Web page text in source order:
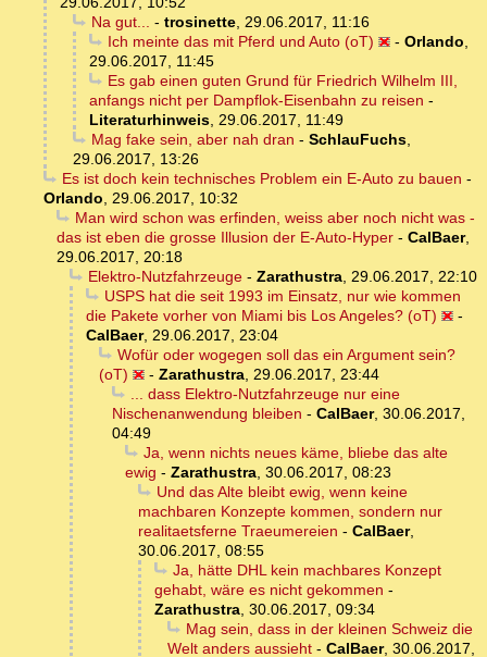
Na gut... - trosinette, 29.06.2017, 11:16
Ich meinte das mit Pferd und Auto (oT)
- Orlando,
29.06.2017, 11:45
Es gab einen guten Grund für Friedrich Wilhelm III,
anfangs nicht per Dampflok-Eisenbahn zu reisen -
Literaturhinweis, 29.06.2017, 11:49
Mag fake sein, aber nah dran - SchlauFuchs,
29.06.2017, 13:26
Es ist doch kein technisches Problem ein E-Auto zu bauen -
Orlando, 29.06.2017, 10:32
Man wird schon was erfinden, weiss aber noch nicht was -
das ist eben die grosse Illusion der E-Auto-Hyper - CalBaer,
29.06.2017, 20:18
Elektro-Nutzfahrzeuge- Zarathustra, 29.06.2017, 22:10
USPS hat die seit 1993 im Einsatz, nur wie kommen
die Pakete vorher von Miami bis Los Angeles? (oT)
-
CalBaer, 29.06.2017, 23:04
Wofür oder wogegen soll das ein Argument sein?
(oT)
- Zarathustra, 29.06.2017, 23:44
... dass Elektro-Nutzfahrzeuge nur eine
Nischenanwendung bleiben - CalBaer, 30.06.2017,
04:49
Ja, wenn nichts neues käme, bliebe das alte
ewig - Zarathustra, 30.06.2017, 08:23
Und das Alte bleibt ewig, wenn keine
machbaren Konzepte kommen, sondern nur
realitaetsferne Traeumereien - CalBaer,
30.06.2017, 08:55
Ja, hätte DHL kein machbares Konzept
gehabt, wäre es nicht gekommen -
Zarathustra, 30.06.2017, 09:34
Mag sein, dass in der kleinen Schweiz die
Welt anders aussieht - CalBaer, 30.06.2017,